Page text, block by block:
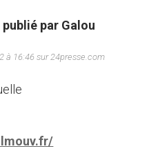
par Galou
à 16:46 sur 24presse.com